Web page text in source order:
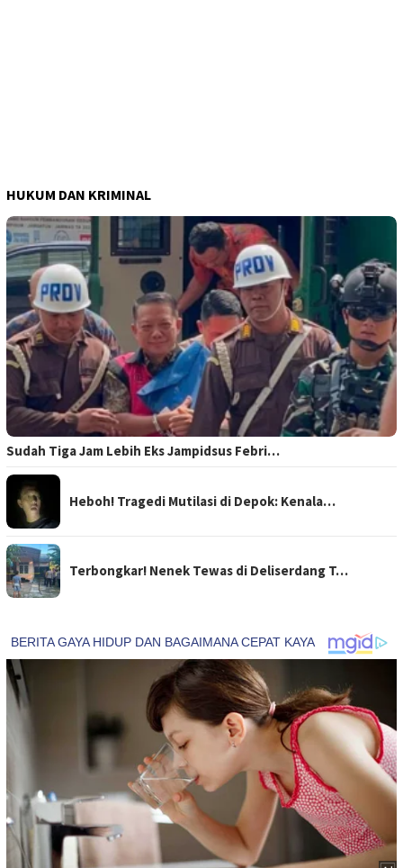
HUKUM DAN KRIMINAL
Sudah Tiga Jam Lebih Eks Jampidsus Febri…
Heboh! Tragedi Mutilasi di Depok: Kenala…
Terbongkar! Nenek Tewas di Deliserdang T…